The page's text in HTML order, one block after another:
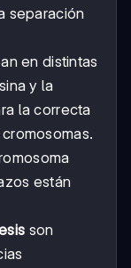
separación
en distintas
y la
la correcta
están
son